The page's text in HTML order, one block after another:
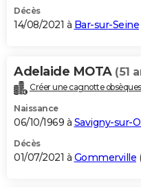
Décès
14/08/2021 à Bar-sur-Seine
Adelaide MOTA (51
Créer une cagnotte obsèques
Naissance
06/10/1969 à Savigny-sur-
Décès
01/07/2021 à Gommerville (